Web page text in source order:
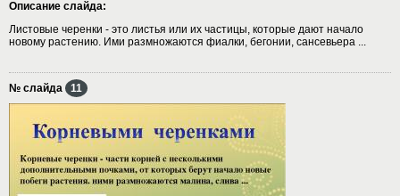
Описание слайда:
Листовые черенки - это листья или их частицы, которые дают начало
новому растению. Ими размножаются фиалки, бегонии, сансевьера ...
№ слайда 11